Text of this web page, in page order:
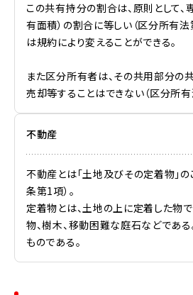
この共有持分の割合は、原則として
有面積）の割合に等しい（区分所有法
は規約により変えることができる。
また区分所有者は、その共用部分の
売却等することはできない（区分所有
不動産
不動産とは「土地及びその定着物」
条第1項）。
定着物とは、土地の上に定着した物で
物、樹木、移動困難な庭石などであ
ものである。